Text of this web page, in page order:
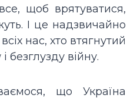
щоб врятуватися,
І це надзвичайно
нас, хто втягнутий
безглузду війну.
що Україна